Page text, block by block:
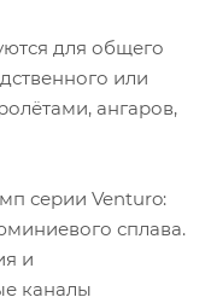
для общего
или
ангаров,
серии Venturo:
сплава.
и
каналы